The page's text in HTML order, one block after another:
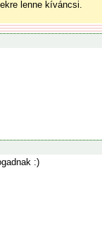
lenne kíváncsi.
:)